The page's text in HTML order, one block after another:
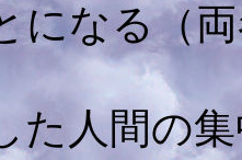
になる（
た人間の